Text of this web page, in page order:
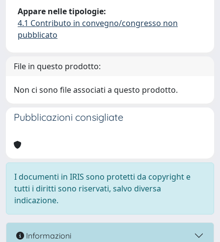
Appare nelle tipologie:
4.1 Contributo in convegno/congresso non
pubblicato
File in questo prodotto:
Non ci sono file associati a questo prodotto.
Pubblicazioni consigliate
I documenti in IRIS sono protetti da copyright e
tutti i diritti sono riservati, salvo diversa
indicazione.
Informazioni